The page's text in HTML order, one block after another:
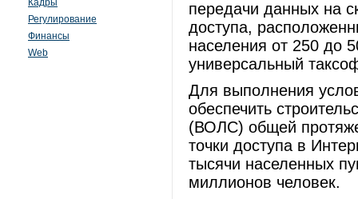
Кадры
Регулирование
Финансы
Web
передачи данных на
доступа,
населения от 250 до
универсальный
Для выполнения
обеспечить
(ВОЛС) общей
точки доступа в
тысячи населенных
миллионов человек.